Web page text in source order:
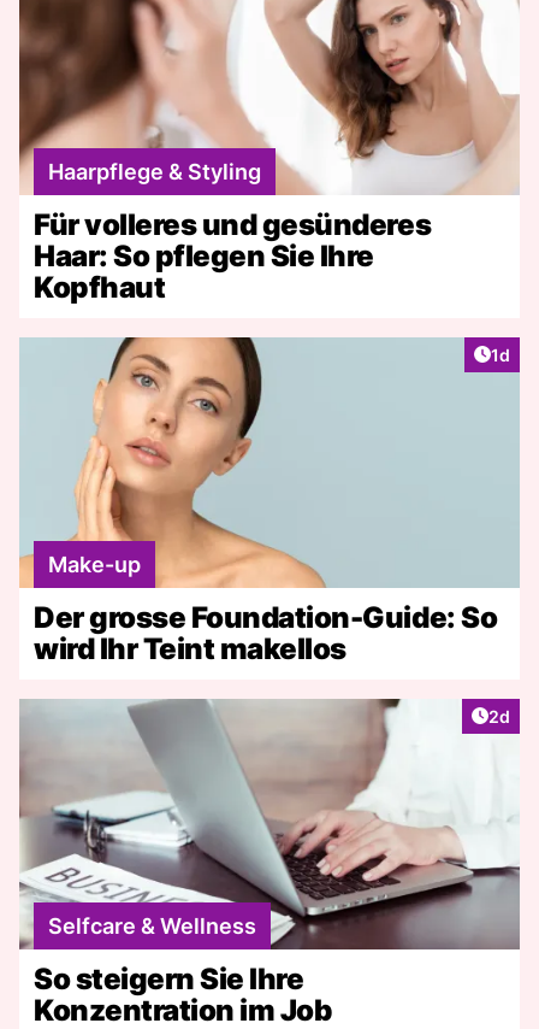
Haarpflege & Styling
Für volleres und gesünderes
Haar: So pflegen Sie Ihre
Kopfhaut
1d
Make-up
Der grosse Foundation-Guide: So
wird Ihr Teint makellos
2d
Selfcare & Wellness
So steigern Sie Ihre
Konzentration im Job